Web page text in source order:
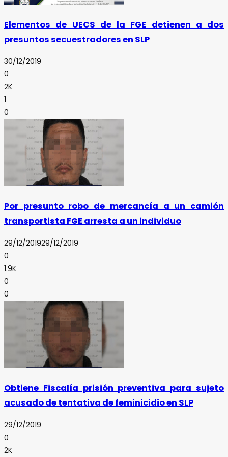
Elementos de UECS de la FGE detienen a dos
presuntos secuestradores en SLP
30/12/2019
0
2K
1
0
Por presunto robo de mercancía a un camión
transportista FGE arresta a un individuo
29/12/201929/12/2019
0
1.9K
0
0
Obtiene Fiscalía prisión preventiva para sujeto
acusado de tentativa de feminicidio en SLP
29/12/2019
0
2K